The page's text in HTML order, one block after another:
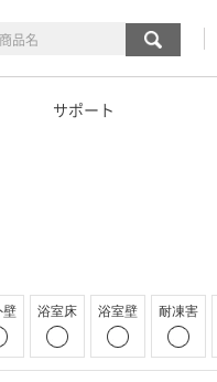
マイページ
カート
サポート
壁 浴室床 浴室壁 耐凍害